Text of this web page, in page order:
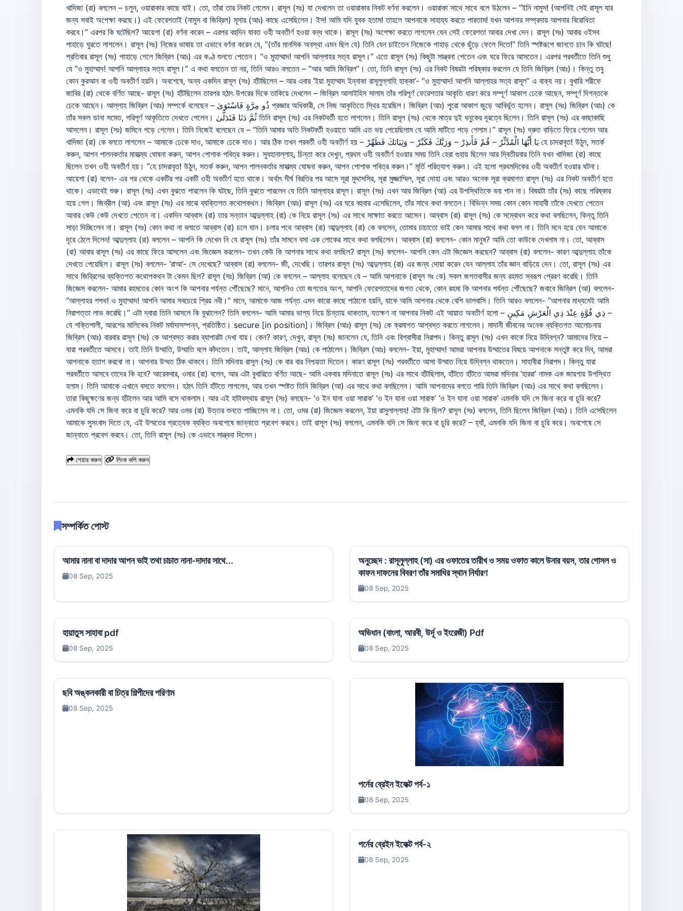
খাদিজা (রা) বললেন – চলুন, ওয়ারাকার কাছে যাই। তো, তাঁরা তার নিকট গেলেন। রাসূল (সঃ) যা দেখলেন তা ওয়ারাকার নিকট বর্ণনা করলেন। ওয়ারাকা সাথে সাথে বলে উঠলেন – ”ইনি নামুস! (আপনিই সেই রাসূল যার
জন্য সবাই অপেক্ষা করছে।) এই ফেরেশতাই (নামুস বা জিব্রিল) মূসার (আঃ) কাছে এসেছিলেন। ইস! আমি যদি যুবক হতাম! তাহলে আপনাকে সাহায্য করতে পারতাম! যখন আপনার সম্প্রদায় আপনার বিরোধিতা
করবে।” এরপর কি ঘটেছিল? আয়েশা (রা) বর্ণনা করেন – এরপর বহুদিন যাবত ওহী অবতীর্ণ হওয়া বন্ধ থাকে। রাসূল (সঃ) অপেক্ষা করতে লাগলেন যেন সেই ফেরেশতা আবার দেখা দেন। রাসূল (সঃ) আবার ওইসব
পাহাড়ে ঘুরতে লাগলেন। রাসূল (সঃ) নিজের ভাষায় তা এভাবে বর্ণনা করেন যে, ”(তাঁর মানসিক অবস্থা এমন ছিল যে) তিনি যেন চাইতেন নিজেকে পাহাড় থেকে ছুঁড়ে ফেলে দিতে!” তিনি স্পষ্টরূপে জানতে চান কি ঘটছে!
প্রতিবার রাসূল (সঃ) পাহাড়ে গেলে জিব্রিল (আঃ) এর কণ্ঠ শুনতে পেতেন। ”ও মুহাম্মাদ! আপনি আল্লাহর সত্য রাসূল।” এতে রাসূল (সঃ) কিছুটা সান্ত্বনা পেতেন এবং ঘরে ফিরে আসতেন। এরপর পরবর্তীতে তিনি শুধু
যে ”ও মুহাম্মাদ! আপনি আল্লাহর সত্য রাসূল।” এ কথা বলতেন তা নয়, তিনি আরও বলতেন – ”আর আমি জিব্রিল”। তো, তিনি রাসূল (সঃ) এর নিকট বিষয়টা পরিষ্কার করলেন যে তিনি জিব্রিল (আঃ)। কিন্তু তবু
কোন কুরআন বা ওহী অবতীর্ণ হয়নি। অবশেষে, অন্য একদিন রাসূল (সঃ) হাঁটছিলেন – আর এবার ‘ইয়া মুহাম্মাদ ইন্নাকা রাসূলুল্লাহি হাক্কা’- ”ও মুহাম্মাদ! আপনি আল্লাহর সত্য রাসূল” এ বাক্য নয়। বুখারি শরীফে
জাবির (রা) থেকে বর্ণিত আছে- রাসূল (সঃ) হাঁটছিলেন তারপর হঠাৎ উপরের দিকে তাকিয়ে দেখলেন – জিব্রিল আলাইহিস সালাম তাঁর পরিপূর্ণ ফেরেশতার আকৃতি ধারণ করে সম্পূর্ণ আকাশ ঢেকে আছেন, সম্পূর্ণ দিগন্তকে
ঢেকে আছেন। আল্লাহ জিব্রিল (আঃ) সম্পর্কে বলেছেন – ذُو مِرَّةٍ فَاسْتَوَىٰ প্রজ্ঞার অধিকারী, সে নিজ আকৃতিতে স্থির হয়েছিল। জিব্রিল (আঃ) পুরো আকাশ জুড়ে আবির্ভূত হলেন। রাসূল (সঃ) জিব্রিল (আঃ) কে
তাঁর সকল ডানা সমেত, পরিপূর্ণ আকৃতিতে দেখতে পেলেন। ثُمَّ دَنَا فَتَدَلَّىٰ তিনি রাসূল (সঃ) এর নিকটবর্তী হতে লাগলেন। তিনি রাসূল (সঃ) থেকে মাত্র দুই ধনুকের দূরত্বে ছিলেন। তিনি রাসূল (সঃ) এর কাছাকাছি
আসলেন। রাসূল (সঃ) জমিনে পড়ে গেলেন। তিনি নিজেই বলেছেন যে – ”তিনি আমার অতি নিকটবর্তী হওয়াতে আমি এত ভয় পেয়েছিলাম যে আমি মাটিতে পড়ে গেলাম।” রাসূল (সঃ) দ্রুত বাড়িতে ফিরে গেলেন আর
খাদিজা (রা) কে বলতে লাগলেন – আমাকে ঢেকে দাও, আমাকে ঢেকে দাও। আর ঠিক তখন পরবর্তী ওহী অবতীর্ণ হয় – يَا أَيُّهَا الْمُدَّثِّرُ – قُمْ فَأَنذِرْ – وَرَبَّكَ فَكَبِّرْ – وَثِيَابَكَ فَطَهِّرْ হে চাদরাবৃত! উঠুন, সতর্ক
করুন, আপন পালনকর্তার মাহাত্ম্য ঘোষনা করুন, আপন পোশাক পবিত্র করুন। সুবহানাল্লাহ, চিন্তা করে দেখুন, প্রথম ওহী অবতীর্ণ হওয়ার সময় তিনি হেরা গুহায় ছিলেন আর দ্বিতীয়বার তিনি যখন খাদিজা (রা) কাছে
ছিলেন তখন ওহী অবতীর্ণ হয়। ”হে চাদরাবৃত! উঠুন, সতর্ক করুন, আপন পালনকর্তার মাহাত্ম্য ঘোষনা করুন, আপন পোশাক পবিত্র করুন।” মূর্তি পরিত্যাগ করুন। এই হলো প্রথমদিকের ওহী অবতীর্ণ হওয়ার ঘটনা।
আয়েশা (রা) বলেন- এর পর থেকে একটির পর একটি ওহী অবতীর্ণ হতে থাকে। অর্থাৎ দীর্ঘ বিরতির পর আসে সূরা মুদ্দাসসির, সূরা মুজ্জাম্মিল, সূরা দোহা এবং আরও অনেক সূরা ক্রমাগত রাসূল (সঃ) এর নিকট অবতীর্ণ হতে
থাকে। এভাবেই শুরু। রাসূল (সঃ) এখন বুঝতে পারলেন কি ঘটছে, তিনি বুঝতে পারলেন যে তিনি আল্লাহর রাসূল। রাসূল (সঃ) এখন আর জিব্রিল (আ) এর উপস্থিতিকে ভয় পান না। বিষয়টা তাঁর (সঃ) কাছে পরিষ্কার
হয়ে গেল। জিব্রীল (আ) এবং রাসূল (সঃ) এর মাঝে ব্যক্তিগত কথোপকথন। জিব্রিল (আঃ) রাসূল (সঃ) এর ঘরে বহুবার এসেছিলেন, তাঁর সাথে কথা বলতেন। বিভিন্ন সময় কোন কোন সাহাবী তাঁকে দেখতে পেতেন
আবার কেউ কেউ দেখতে পেতেন না। একদিন আব্বাস (রা) তার সন্তান আব্দুল্লাহ (রা) কে নিয়ে রাসূল (সঃ) এর সাথে সাক্ষাত করতে আসেন। আব্বাস (রা) রাসূল (সঃ) কে সম্বোধন করে কথা বলছিলেন, কিন্তু তিনি
সাড়া দিচ্ছিলেন না। রাসূল (সঃ) কোন কথা না বলাতে আব্বাস (রা) চলে যান। চলার পথে আব্বাস (রা) আব্দুল্লাহ (রা) কে বললেন, তোমার চাচাতো ভাই কেন আমার সাথে কথা বলল না। তিনি মনে হয়ে যেন আমাকে
দূরে ঠেলে দিলেন! আব্দুল্লাহ (রা) বললেন – আপনি কি দেখেন নি যে রাসূল (সঃ) তাঁর সামনে বসা এক লোকের সাথে কথা বলছিলেন। আব্বাস (রা) বললেন- কোন মানুষ? আমি তো কাউকে দেখলাম না। তো, আব্বাস
(রা) আবার রাসূল (সঃ) এর কাছে ফিরে আসলেন এবং জিজ্ঞেস করলেন- তখন কেউ কি আপনার সাথে কথা বলছিল? রাসূল (সঃ) বললেন- আপনি কেন এটা জিজ্ঞেস করছেন? আব্বাস (রা) বললেন- কারণ আব্দুল্লাহ তাঁকে
দেখতে পেয়েছিল। রাসূল (সঃ) বললেন- ‘রাআ’- সে দেখেছে? আব্বাস (রা) বললেন- জী, দেখেছি। তারপর রাসূল (সঃ) আব্দুল্লাহ (রা) এর জন্য দোয়া করেন যেন আল্লাহ তাঁর জ্ঞান বাড়িয়ে দেন। তো, রাসূল (সঃ) এর
সাথে জিব্রিলের ব্যক্তিগত কথোপকথন টা কেমন ছিল? রাসূল (সঃ) জিব্রিল (আ) কে বললেন – আল্লাহ বলেছেন যে – আমি আপনাকে (রাসূল সঃ কে) সকল জগতবাসীর জন্য রহমত স্বরূপ প্রেরণ করেছি। তিনি
জিজ্ঞেস করলেন- আমার রহমতের কোন অংশ কি আপনার পর্যন্ত পৌঁছেছে? মানে, আপনিও তো জগতের অংশ, আপনি ফেরেশতাদের জগত থেকে, কোন রহমা কি আপনার পর্যন্ত পৌঁছেছে? জবাবে জিব্রিল (আ) বললেন-
”আল্লাহর শপথ! ও মুহাম্মাদ! আপনি আমার সবচেয়ে প্রিয় নবী।” মানে, আমাকে আজ পর্যন্ত এমন কারো কাছে পাঠানো হয়নি, যাকে আমি আপনার থেকে বেশি ভালবাসি। তিনি আরও বললেন- ”আপনার মাধ্যমেই আমি
নিরাপত্তা লাভ করেছি।” এটা দ্বারা তিনি আসলে কি বুঝালেন? তিনি বললেন- আমি আমার ভাগ্য নিয়ে চিন্তায় থাকতাম, যতক্ষণ না আপনার নিকট এই আয়াত অবতীর্ণ হলো – ذِي قُوَّةٍ عِنْدَ ذِي الْعَرْشِ مَكِينٍ –
যে শক্তিশালী, আরশের মালিকের নিকট মর্যাদাসম্পন্ন, প্রতিষ্ঠিত। secure [in position]। জিব্রিল (আঃ) রাসূল (সঃ) কে ক্রমাগত আশ্বস্ত করতে লাগলেন। মাদানী জীবনের অনেক ব্যক্তিগত আলোচনায়
জিব্রিল (আঃ) বারবার রাসূল (সঃ) কে আশ্বস্ত করার ব্যাপারটা দেখা যায়। কেন? কারণ, দেখুন, রাসূল (সঃ) জানলেন যে, তিনি এবং বিশ্বাসীরা নিরাপদ। কিন্তু রাসূল (সঃ) এখন কাকে নিয়ে উদ্বিগ্ন? আমাদের নিয়ে –
যারা পরবর্তীতে আসবে। তাই তিনি উম্মাতি, উম্মাতি বলে কাঁদতেন। তাই, আল্লাহ জিব্রিল (আঃ) কে পাঠালেন। জিব্রিল (আঃ) বললেন- ইয়া, মুহাম্মাদ! আমরা আপনার উম্মাতের বিষয়ে আপনাকে সন্তুষ্ট করে দিব, আমরা
আপনাকে হতাশ করবো না। আপনার উম্মত ঠিক থাকবে। তিনি মদিনায় রাসূল (সঃ) কে বার বার নিশ্চয়তা দিতেন। কারণ রাসূল (সঃ) পরবর্তীতে আসা উম্মাত নিয়ে উদ্বিগ্ন থাকতেন। সাহাবীরা নিরাপদ। কিন্তু যারা
পরবর্তীতে আসবে তাদের কি হবে? আরেকবার, ওমার (রা) বলেন, আর এটা বুখারিতে বর্ণিত আছে- আমি একবার মদিনাতে রাসূল (সঃ) এর সাথে হাঁটছিলাম, হাঁটতে হাঁটতে আমরা মদিনার ‘হাররা’ নামক এক জায়গায় উপস্থিত
হলাম। তিনি আমাকে এখানে বসতে বললেন। হঠাৎ তিনি হাঁটতে লাগলেন, আর তখন স্পষ্টত তিনি জিব্রিল (আ) এর সাথে কথা বলছিলেন। আমি আপনাদের বলতে পারি তিনি জিব্রিল (আঃ) এর সাথে কথা বলছিলেন।
তারা কিছুক্ষণের জন্য হাঁটলেন আর আমি বসে থাকলাম। আর এই হাটাবস্থায় রাসূল (সঃ) বলছেন- ‘ও ইন যানা ওয়া সারাক’ ‘ও ইন যানা ওয়া সারাক’ ‘ও ইন যানা ওয়া সারাক’ এমনকি যদি সে জিনা করে বা চুরি করে?
এমনকি যদি সে জিনা করে বা চুরি করে? আর ওমর (রা) উত্তর শুনতে পাচ্ছিলেন না। তো, ওমর (রা) জিজ্ঞেস করলেন, ইয়া রাসুলাল্লাহ! ঐটা কি ছিল? রাসূল (সঃ) বললেন, তিনি ছিলেন জিব্রিল (আঃ)। তিনি এসেছিলেন
আমাকে সুসংবাদ দিতে যে, এই উম্মতের প্রত্যেক ব্যক্তি অবশেষে জান্নাতে প্রবেশ করবে। তাই রাসূল (সঃ) বললেন, এমনকি যদি সে জিনা করে বা চুরি করে? – হ্যাঁ, এমনকি যদি জিনা বা চুরি করে। অবশেষে সে
জান্নাতে প্রবেশ করবে। তো, তিনি রাসূল (সঃ) কে এভাবে সান্ত্বনা দিলেন।
শেয়ার করুন লিংক কপি করুন
সম্পর্কিত পোস্ট
আমার নানা বা দাদার আপন ভাই তথা চাচাত নানা-দাদার সাথে...
08 Sep, 2025
অনুচ্ছেদ : রাসূলুল্লাহ (সা) এর ওফাতের তারীখ ও সময় ওফাত কালে উনার বয়স, তার গোসল ও
কাফন দাফনের বিবরণ তাঁর সমাধির স্থান নির্ধারণ
08 Sep, 2025
হায়াতুস সাহাবা pdf
08 Sep, 2025
অভিধান (বাংলা, আরবী, উর্দূ ও ইংরেজী) Pdf
08 Sep, 2025
ছবি অঙ্কনকারী বা চিত্র শিল্পীদের পরিণাম
08 Sep, 2025
পর্নের ব্রেইন ইফেক্ট পর্ব-১
08 Sep, 2025
পর্নের ব্রেইন ইফেক্ট পর্ব-২
08 Sep, 2025